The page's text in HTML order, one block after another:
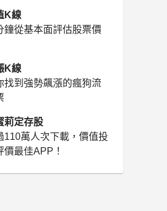
K線
鐘從基本面評估股票價
K線
找到強勢飆漲的瘋狗流
莉定存股
110萬人次下載，價值投
價最佳APP！